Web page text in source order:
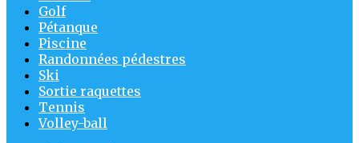
Golf
Pétanque
Piscine
Randonnées pédestres
Ski
Sortie raquettes
Tennis
Volley-ball